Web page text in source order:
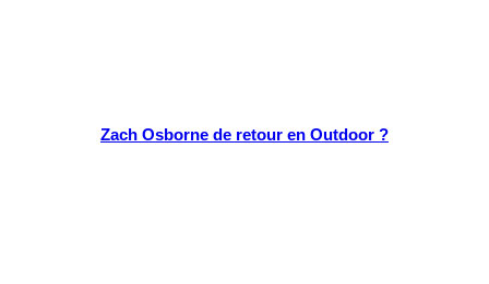
Zach Osborne de retour en Outdoor ?